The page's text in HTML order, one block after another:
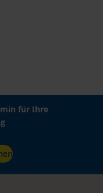
für Ihre